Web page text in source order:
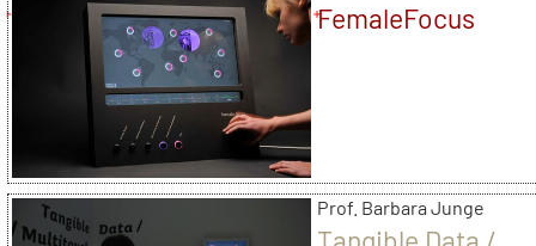
FemaleFocus
Prof. Barbara Junge